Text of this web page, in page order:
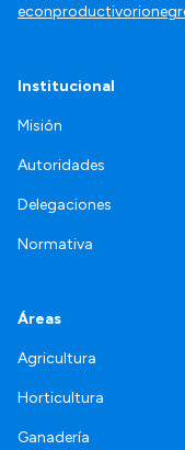
Institucional
Misión
Autoridades
Delegaciones
Normativa
Áreas
Agricultura
Horticultura
Ganadería